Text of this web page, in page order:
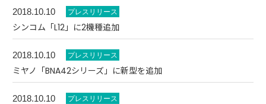
2018.10.10
シンコム「L12」に2機種追加
2018.10.10
ミヤノ「BNA42シリーズ」に新型を追加
2018.10.10